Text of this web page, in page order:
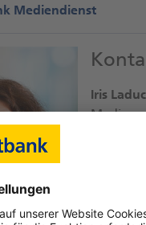
Mediendienst
Iris